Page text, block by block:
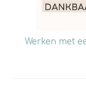
Werken met